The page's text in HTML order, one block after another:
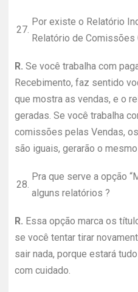
27.
Por existe o Relatório
Relatório de Comissões
R. Se você trabalha com
Recebimento, faz sentido
que mostra as vendas, e o
geradas. Se você trabalha
comissões pelas Vendas,
são iguais, gerarão o
28.
Pra que serve a opção
alguns relatórios ?
R. Essa opção marca os
se você tentar tirar
sair nada, porque estará
com cuidado.